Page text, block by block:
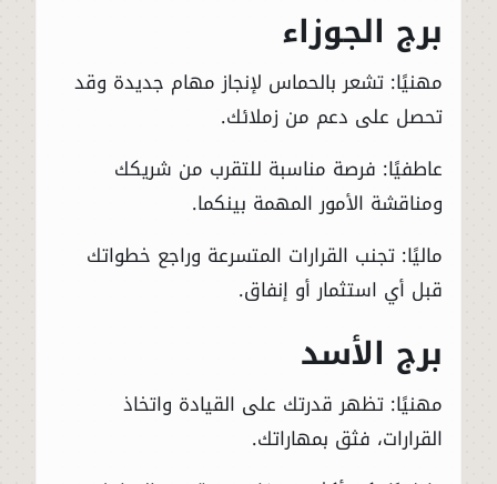
برج الجوزاء
مهنيًا: تشعر بالحماس لإنجاز مهام جديدة وقد
تحصل على دعم من زملائك.
عاطفيًا: فرصة مناسبة للتقرب من شريكك
ومناقشة الأمور المهمة بينكما.
ماليًا: تجنب القرارات المتسرعة وراجع خطواتك
قبل أي استثمار أو إنفاق.
برج الأسد
مهنيًا: تظهر قدرتك على القيادة واتخاذ
القرارات، فثق بمهاراتك.